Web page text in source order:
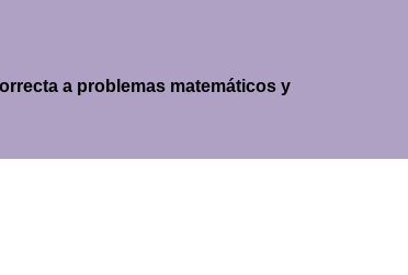
a problemas matemáticos y